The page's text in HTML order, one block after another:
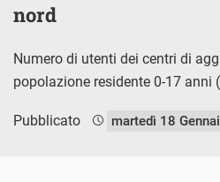
nord
Numero di utenti dei centri di
popolazione residente 0-17 anni
Pubblicato martedì 18